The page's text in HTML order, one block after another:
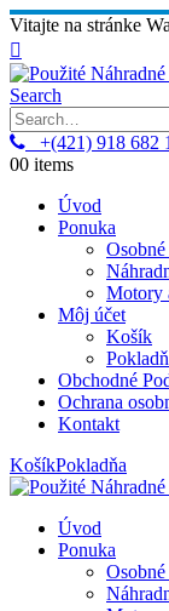
Vitajte na stránke
Search
+(421) 918 682
00 items
Úvod
Ponuka
Osobné
Motory
Môj účet
Košík
Obchodné
Ochrana
Kontakt
KošíkPokladňa
Úvod
Ponuka
Osobné